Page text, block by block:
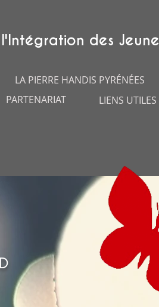
des
LA PIERRE HANDIS PYRÉNÉES
PARTENARIAT LIENS UTILES